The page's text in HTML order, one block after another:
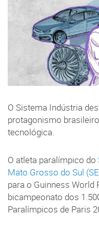
O Sistema Indústria
protagonismo
tecnológica.
O atleta paralímpico do
Mato Grosso do Sul
para o Guinness World
bicampeonato dos
Paralímpicos de Paris